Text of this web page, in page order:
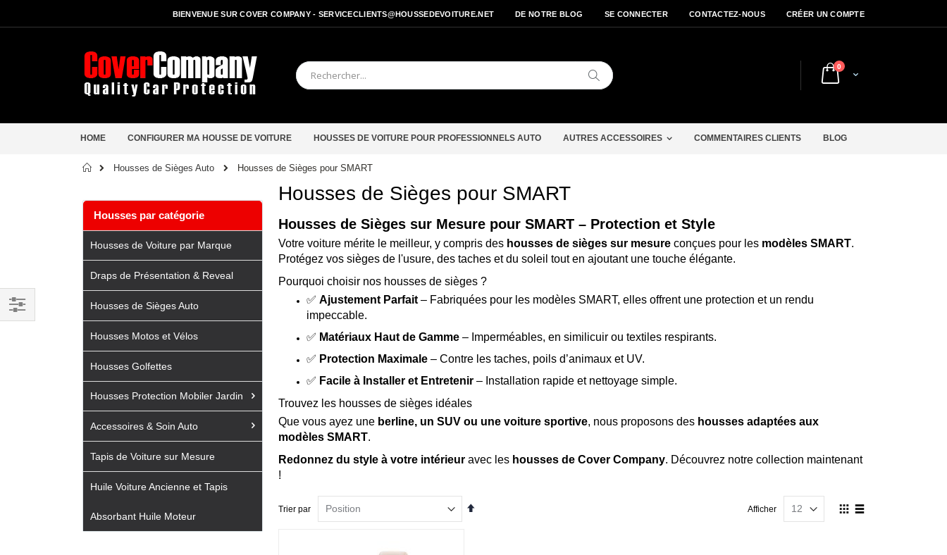
BIENVENUE SUR COVER COMPANY - SERVICECLIENTS@HOUSSEDEVOITURE.NET DE NOTRE BLOG SE CONNECTER CONTACTEZ-NOUS CRÉER UN COMPTE
Cart
0articles
Chercher
HOME CONFIGURER MA HOUSSE DE VOITURE HOUSSES DE VOITURE POUR PROFESSIONNELS AUTO AUTRES ACCESSOIRES COMMENTAIRES CLIENTS BLOG
Accueil
Housses de Sièges Auto Housses de Sièges pour SMART
Housses de Sièges pour SMART
Housses de Sièges sur Mesure pour SMART – Protection et Style
Votre voiture mérite le meilleur, y compris des housses de sièges sur mesureconçues pour les modèles SMART.
Protégez vos sièges de l'usure, des taches et du soleil tout en ajoutant une touche élégante.
Pourquoi choisir nos housses de sièges ?
✅ Ajustement Parfait– Fabriquées pour les modèles SMART, elles offrent une protection et un rendu
impeccable.
✅ Matériaux Haut de Gamme– Imperméables, en similicuir ou textiles respirants.
✅ Protection Maximale– Contre les taches, poils d’animaux et UV.
✅ Facile à Installer et Entretenir– Installation rapide et nettoyage simple.
Trouvez les housses de sièges idéales
Que vous ayez une berline, un SUV ou une voiture sportive, nous proposons des housses adaptées aux
modèles SMART.
Redonnez du style à votre intérieuravec les housses de Cover Company. Découvrez notre collection maintenant
!
Trier par
Afficher
en
Afficher
Housses par catégorie
Housses de Voiture par Marque
Draps de Présentation & Reveal
Housses de Sièges Auto
Housses Motos et Vélos
Housses Golfettes
Housses Protection Mobiler Jardin
Accessoires & Soin Auto
Tapis de Voiture sur Mesure
Huile Voiture Ancienne et Tapis
Absorbant Huile Moteur
Filtrer